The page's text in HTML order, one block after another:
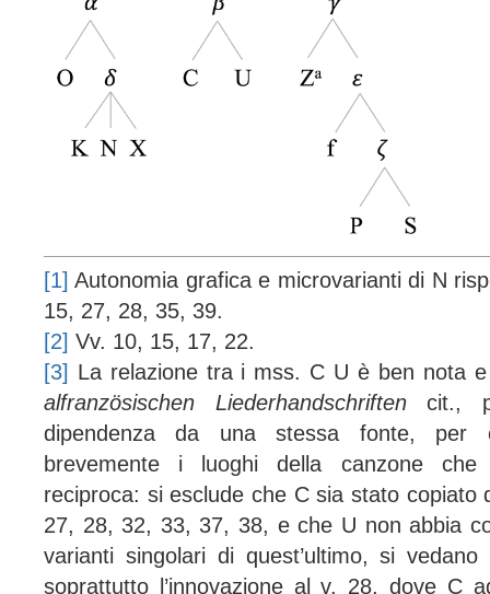
[1] Autonomia grafica e microvarianti di N
15, 27, 28, 35, 39.
[2] Vv. 10, 15, 17, 22.
[3] La relazione tra i mss. C U è ben nota
alfranzösischen Liederhandschriftencit.,
dipendenza da una stessa fonte, per
brevemente i luoghi della canzone che
reciproca: si esclude che C sia stato
27, 28, 32, 33, 37, 38, e che U non abbia
varianti singolari di quest’ultimo, si
soprattutto l’innovazione al v. 28, dove C